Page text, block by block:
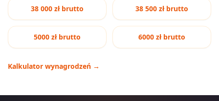
38 000 zł brutto 38 500 zł brutto
5000 zł brutto 6000 zł brutto
Kalkulator wynagrodzeń →